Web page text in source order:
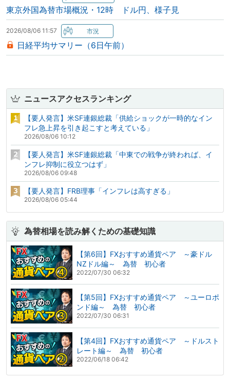
東京外国為替市場概況・12時 ドル円、様子見
2026/08/06 11:57
日経平均サマリー（6日午前）
ニュースアクセスランキング
【要人発言】米SF連銀総裁「供給ショックが一時的なイン
フレ急上昇を引き起こすと考えている」
2026/08/06 10:12
【要人発言】米SF連銀総裁「中東での戦争が終われば、イ
ンフレ抑制に役立つはず」
2026/08/06 09:48
【要人発言】FRB理事「インフレは高すぎる」
2026/08/06 05:44
為替相場を読み解くための基礎知識
【第6回】FXおすすめ通貨ペア ～豪ドル
NZドル編～ 為替 初心者
2022/07/30 06:32
【第5回】FXおすすめ通貨ペア ～ユーロポ
ンド編～ 為替 初心者
2022/07/30 06:31
【第4回】FXおすすめ通貨ペア ～ドルスト
レート編～ 為替 初心者
2022/06/18 06:42